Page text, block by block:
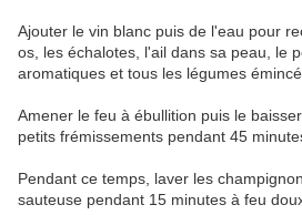
Ajouter le vin blanc puis de l'eau pour
os, les échalotes, l'ail dans sa peau, le
aromatiques et tous les légumes
Amener le feu à ébullition puis le
petits frémissements pendant 45
Pendant ce temps, laver les
sauteuse pendant 15 minutes à feu